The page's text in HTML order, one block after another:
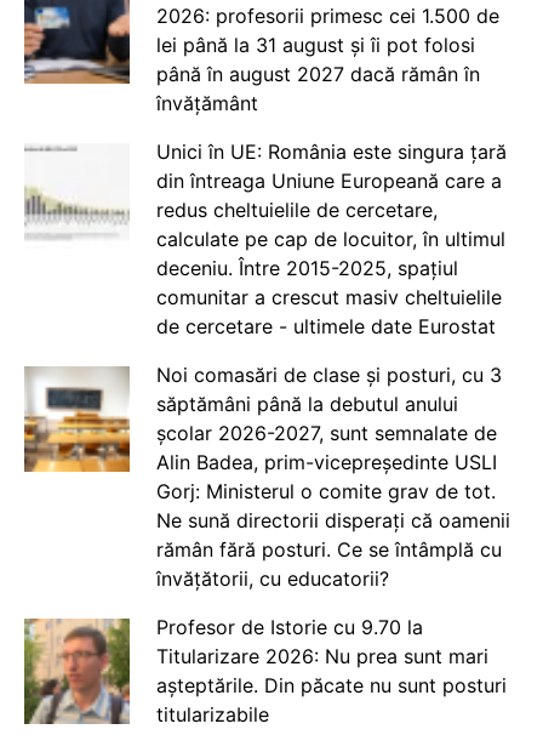
2026: profesorii primesc cei 1.500 de
lei până la 31 august și îi pot folosi
până în august 2027 dacă rămân în
învățământ
Unici în UE: România este singura țară
din întreaga Uniune Europeană care a
redus cheltuielile de cercetare,
calculate pe cap de locuitor, în ultimul
deceniu. Între 2015-2025, spațiul
comunitar a crescut masiv cheltuielile
de cercetare - ultimele date Eurostat
Noi comasări de clase și posturi, cu 3
săptămâni până la debutul anului
școlar 2026-2027, sunt semnalate de
Alin Badea, prim-vicepreședinte USLI
Gorj: Ministerul o comite grav de tot.
Ne sună directorii disperați că oamenii
rămân fără posturi. Ce se întâmplă cu
învățătorii, cu educatorii?
Profesor de Istorie cu 9.70 la
Titularizare 2026: Nu prea sunt mari
așteptările. Din păcate nu sunt posturi
titularizabile